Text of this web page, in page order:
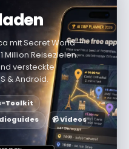
mit Secret World —
Million Reisezielen.
versteckte
& Android.
Toolkit
📹 Videos